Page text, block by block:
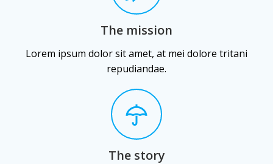
The mission
Lorem ipsum dolor sit amet, at mei dolore tritani
repudiandae.
The story